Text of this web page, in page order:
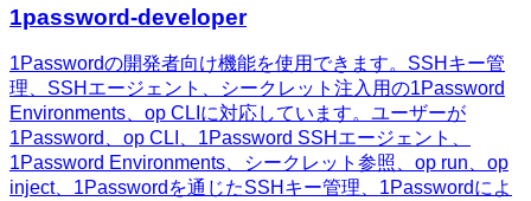
1password-developer
1Passwordの開発者向け機能を使用できます。SSHキー管
理、SSHエージェント、シークレット注入用の1Password
Environments、op CLIに対応しています。ユーザーが
1Password、op CLI、1Password SSHエージェント、
1Password Environments、シークレット参照、op run、op
inject、1Passwordを通じたSSHキー管理、1Passwordによ